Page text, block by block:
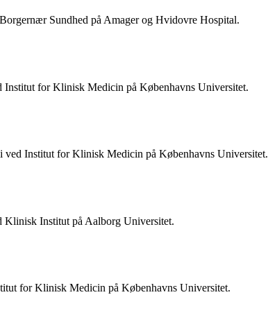
Sundhed på Amager og Hvidovre Hospital.
for Klinisk Medicin på Københavns Universitet.
Institut for Klinisk Medicin på Københavns Universitet.
Klinisk Institut på Aalborg Universitet.
for Klinisk Medicin på Københavns Universitet.